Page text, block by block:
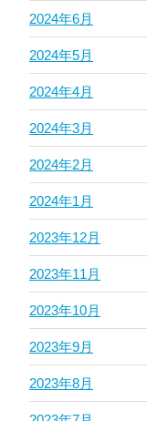
2024年6月
2024年5月
2024年4月
2024年3月
2024年2月
2024年1月
2023年12月
2023年11月
2023年10月
2023年9月
2023年8月